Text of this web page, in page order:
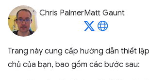
Chris PalmerMatt Gaunt
Trang này cung cấp hướng dẫn thiết
chủ của bạn, bao gồm các bước sau: